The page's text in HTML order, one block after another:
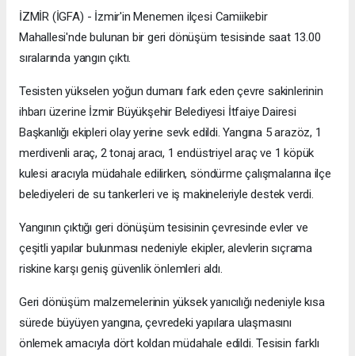
İZMİR (İGFA) - İzmir'in Menemen ilçesi Camiikebir
Mahallesi'nde bulunan bir geri dönüşüm tesisinde saat 13.00
sıralarında yangın çıktı.
Tesisten yükselen yoğun dumanı fark eden çevre sakinlerinin
ihbarı üzerine İzmir Büyükşehir Belediyesi İtfaiye Dairesi
Başkanlığı ekipleri olay yerine sevk edildi. Yangına 5 arazöz, 1
merdivenli araç, 2 tonaj aracı, 1 endüstriyel araç ve 1 köpük
kulesi aracıyla müdahale edilirken, söndürme çalışmalarına ilçe
belediyeleri de su tankerleri ve iş makineleriyle destek verdi.
Yangının çıktığı geri dönüşüm tesisinin çevresinde evler ve
çeşitli yapılar bulunması nedeniyle ekipler, alevlerin sıçrama
riskine karşı geniş güvenlik önlemleri aldı.
Geri dönüşüm malzemelerinin yüksek yanıcılığı nedeniyle kısa
sürede büyüyen yangına, çevredeki yapılara ulaşmasını
önlemek amacıyla dört koldan müdahale edildi. Tesisin farklı